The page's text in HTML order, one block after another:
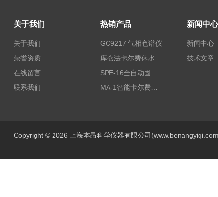
关于我们
关于我们
荣誉资质
在线留言
联系我们
热销产品
GC9217I气相色谱仪
MA-1智能卡尔费休水分测定仪
新闻中心
新闻中心
技术文章
Copyright © 2026 上海本昂科学仪器有限公司